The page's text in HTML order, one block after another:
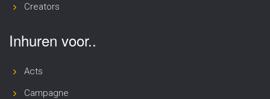
Creators
Inhuren voor..
Acts
Campagne